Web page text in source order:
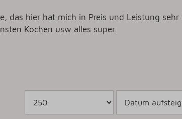
das hier hat mich in Preis und Leistung sehr
Kochen usw alles super.